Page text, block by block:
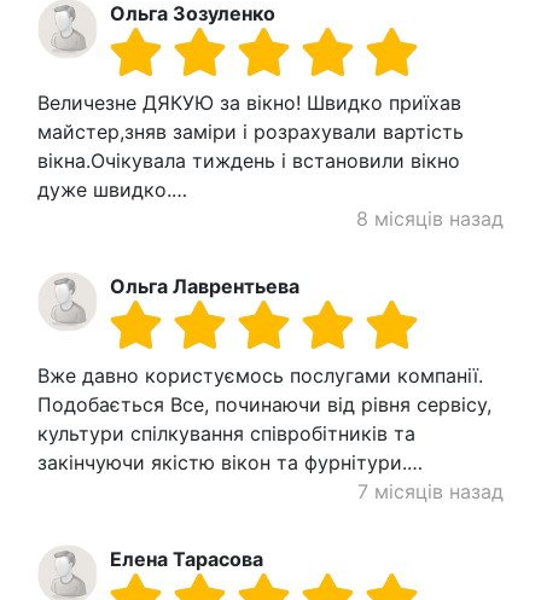
Ольга Зозуленко
Величезне ДЯКУЮ за вікно! Швидко приїхав
майстер,зняв заміри і розрахували вартість
вікна.Очікувала тиждень і встановили вікно
дуже швидко.…
8 місяців назад
Ольга Лаврентьева
Вже давно користуємось послугами компанії.
Подобається Все, починаючи від рівня сервісу,
культури спілкування співробітників та
закінчуючи якістю вікон та фурнітури.…
7 місяців назад
Елена Тарасова